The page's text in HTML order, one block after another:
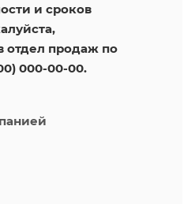
и сроков
отдел продаж по
000-00-00.